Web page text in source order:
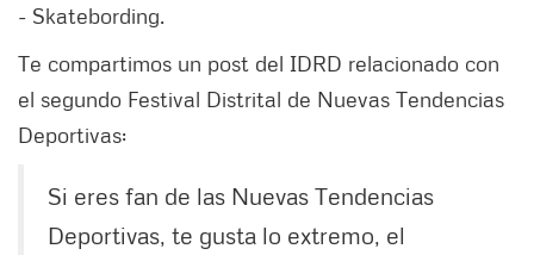
- Skatebording.
Te compartimos un post del IDRD relacionado con
el segundo Festival Distrital de Nuevas Tendencias
Deportivas:
Si eres fan de las Nuevas Tendencias
Deportivas, te gusta lo extremo, el